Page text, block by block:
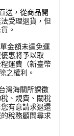
送，從商品開
受理退貨，但
。
金額未達免運
惠將予以取
運費（新臺幣
之權利。
灣海關所課徵
、規費、關稅
有意請求退還
稅務顧問尋求